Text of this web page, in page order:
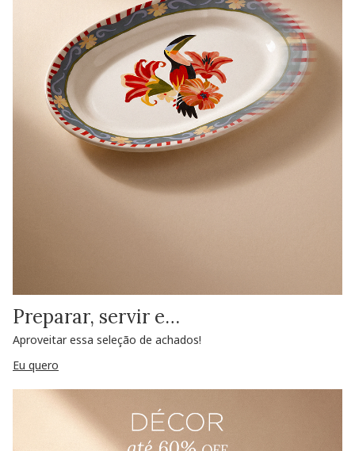
Preparar, servir e…
Aproveitar essa seleção de achados!
Eu quero